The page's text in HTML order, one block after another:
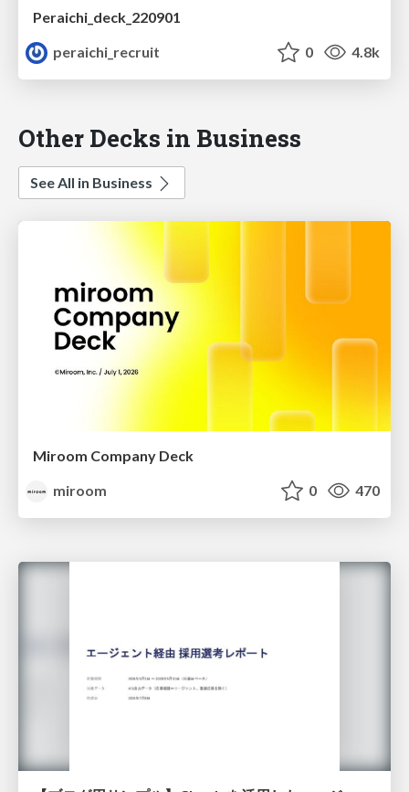
Peraichi_deck_220901
peraichi_recruit
0 4.8k
Other Decks in Business
See All in Business
Miroom Company Deck
miroom
0 470